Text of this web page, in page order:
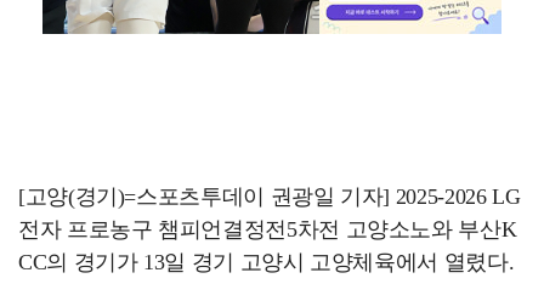
[고양(경기)=스포츠투데이 권광일 기자] 2025-2026 LG
전자 프로농구 챔피언결정전5차전 고양소노와 부산K
CC의 경기가 13일 경기 고양시 고양체육에서 열렸다.